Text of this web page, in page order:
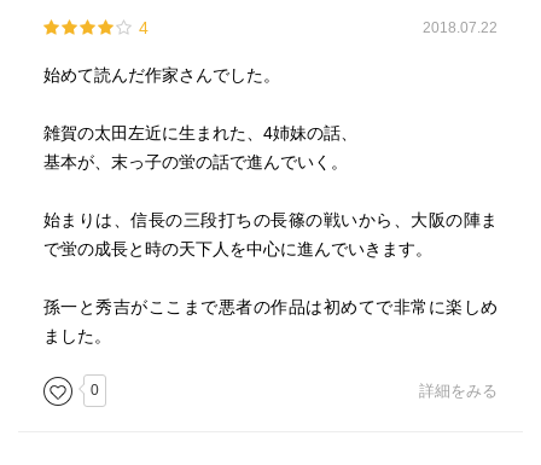
なっています。
秀吉が結構な悪役として描かれているところも、（大阪近
くに住んでいながら）さほど彼には思い入れのない僕には
美女と見れば、いかなる手を使っても犯して我が物とする
ことしか考えていないわ（当然四姉妹も狙われる）、かつ
何度歯嚙みをしつつ、「猿、禿げ鼠、とっとと死ね！」と
ほんと、熱くなれる時代小説に出会いました。
解説によると、著者は「作家としてすでに別名義で十年以
4 2018.07.22
始めて読んだ作家さんでした。
雑賀の太田左近に生まれた、4姉妹の話、
基本が、末っ子の蛍の話で進んでいく。
始まりは、信長の三段打ちの長篠の戦いから、大阪の陣ま
で蛍の成長と時の天下人を中心に進んでいきます。
孫一と秀吉がここまで悪者の作品は初めてで非常に楽しめ
ました。
0 詳細をみる